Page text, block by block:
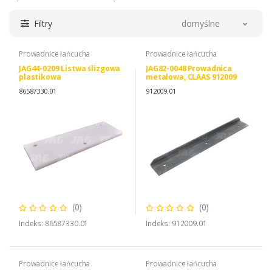
Filtry domyślne
Prowadnice łańcucha
JAG44-0209 Listwa ślizgowa
plastikowa
86587330.01
(0)
Indeks: 86587330.01
Prowadnice łańcucha
JAG82-0048 Prowadnica
metalowa, CLAAS 912009
912009.01
(0)
Indeks: 912009.01
Prowadnice łańcucha
Prowadnice łańcucha